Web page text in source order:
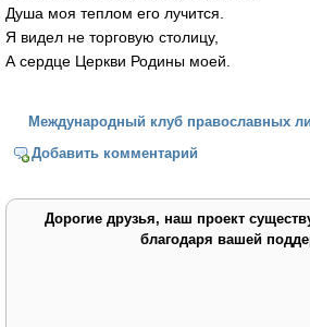
Душа моя теплом его лучится.
Я видел не торговую столицу,
А сердце Церкви Родины моей.
Международный клуб православных
Добавить комментарий
Дорогие друзья, наш проект
благодаря вашей